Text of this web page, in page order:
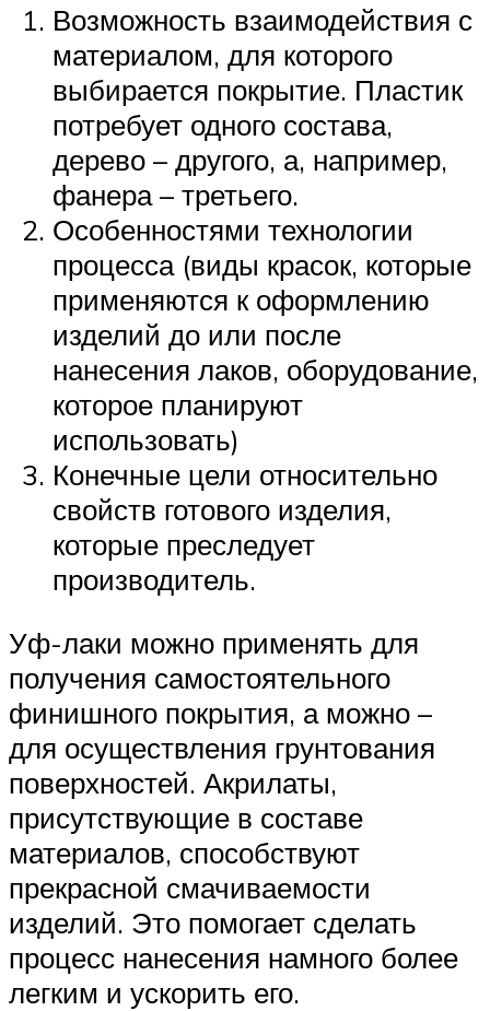
Возможность взаимодействия с
материалом, для которого
выбирается покрытие. Пластик
потребует одного состава,
дерево – другого, а, например,
фанера – третьего.
Особенностями технологии
процесса (виды красок, которые
применяются к оформлению
изделий до или после
нанесения лаков, оборудование,
которое планируют
использовать)
Конечные цели относительно
свойств готового изделия,
которые преследует
производитель.
Уф-лаки можно применять для
получения самостоятельного
финишного покрытия, а можно –
для осуществления грунтования
поверхностей. Акрилаты,
присутствующие в составе
материалов, способствуют
прекрасной смачиваемости
изделий. Это помогает сделать
процесс нанесения намного более
легким и ускорить его.